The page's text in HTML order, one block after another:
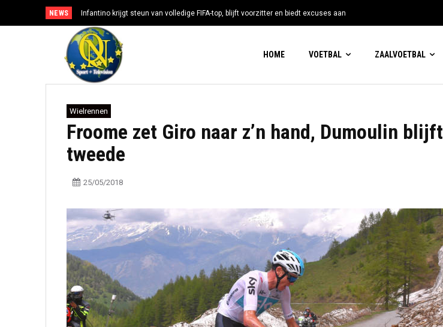
NEWS Infantino krijgt steun van volledige FIFA-top, blijft voorzitter en biedt excuses aan
HOME VOETBAL ZAALVOETBAL
Wielrennen
Froome zet Giro naar z’n hand, Dumoulin blijft
tweede
25/05/2018